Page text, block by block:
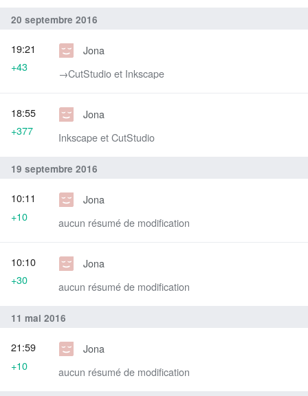
20 septembre 2016
Jona
→‎CutStudio et Inkscape
19:21
+43
Jona
Inkscape et CutStudio
18:55
+377
19 septembre 2016
Jona
aucun résumé de modification
10:11
+10
Jona
aucun résumé de modification
10:10
+30
11 mai 2016
Jona
aucun résumé de modification
21:59
+10